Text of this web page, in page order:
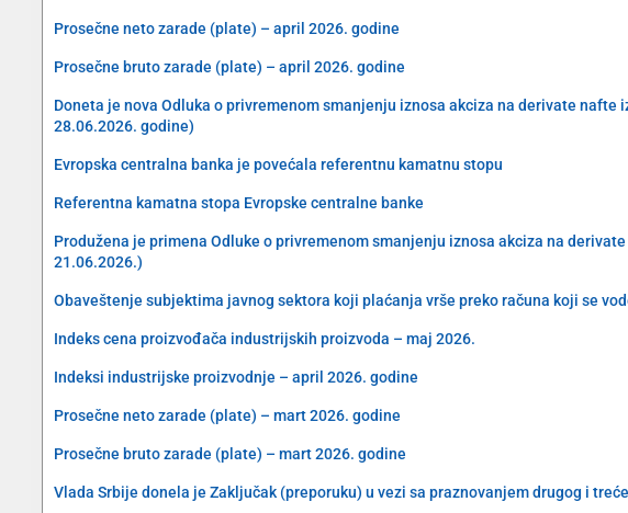
Prosečne neto zarade (plate) – april 2026. godine
Prosečne bruto zarade (plate) – april 2026. godine
Doneta je nova Odluka o privremenom smanjenju iznosa akciza na derivate
28.06.2026. godine)
Evropska centralna banka je povećala referentnu kamatnu stopu
Referentna kamatna stopa Evropske centralne banke
Produžena je primena Odluke o privremenom smanjenju iznosa akciza na
21.06.2026.)
Obaveštenje subjektima javnog sektora koji plaćanja vrše preko računa koji se
Indeks cena proizvođača industrijskih proizvoda – maj 2026.
Indeksi industrijske proizvodnje – april 2026. godine
Prosečne neto zarade (plate) – mart 2026. godine
Prosečne bruto zarade (plate) – mart 2026. godine
Vlada Srbije donela je Zaključak (preporuku) u vezi sa praznovanjem drugog i